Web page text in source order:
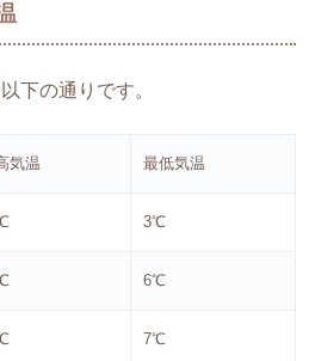
下の通りです。
気温 最低気温
3℃
6℃
7℃